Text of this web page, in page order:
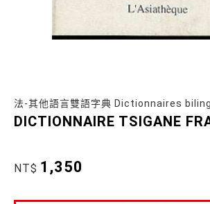
法-其他語言雙語字典 Dictionnaires
DICTIONNAIRE TSIGANE
NT$ 1,350